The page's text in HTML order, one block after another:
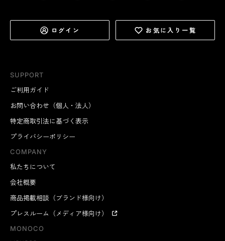
SUPPORT
ご利用ガイド
お問い合わせ（個人・法人）
特定商取引法に基づく表示
プライバシーポリシー
COMPANY
私たちについて
会社概要
商品掲載相談（ブランド様向け）
プレスルーム（メディア様向け）
MONOCO
ログイン お気に入り一覧